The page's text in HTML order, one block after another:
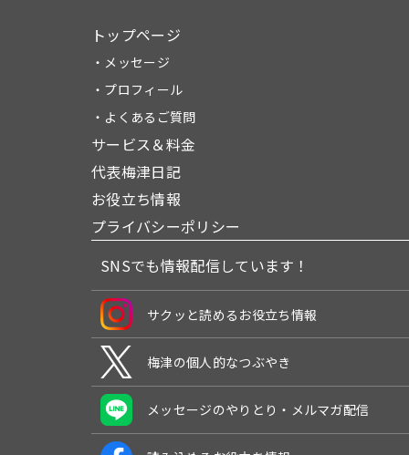
トップページ
・メッセージ
・プロフィール
・よくあるご質問
サービス＆料金
代表梅津日記
お役立ち情報
プライバシーポリシー
SNSでも情報配信しています！
サクッと読めるお役立ち情報
梅津の個人的なつぶやき
メッセージのやりとり・メルマガ配信